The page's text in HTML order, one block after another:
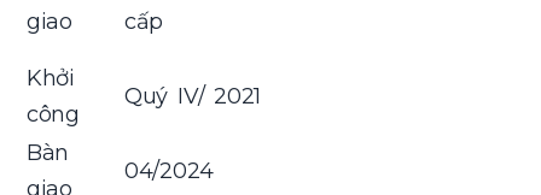
giao
cấp
Khởi
công
Quý IV/ 2021
Bàn
giao
04/2024